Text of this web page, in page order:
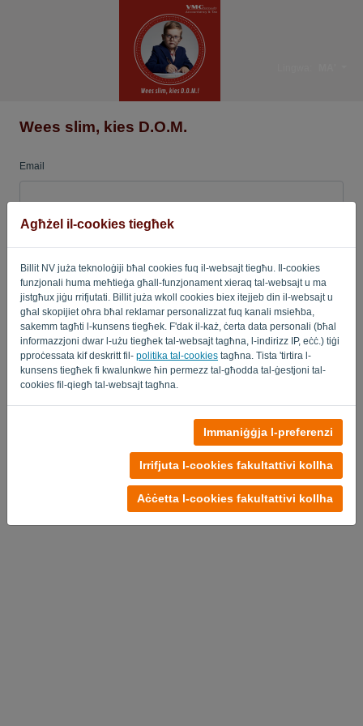
Agħżel il-cookies tiegħek
Billit NV juża teknoloġiji bħal cookies fuq il-websajt tiegħu. Il-cookies
funzjonali huma meħtieġa għall-funzjonament xieraq tal-websajt u ma
jistgħux jiġu rrifjutati. Billit juża wkoll cookies biex itejjeb din il-websajt u
għal skopijiet oħra bħal reklamar personalizzat fuq kanali msieħba,
sakemm tagħti l-kunsens tiegħek. F'dak il-każ, ċerta data personali (bħal
informazzjoni dwar l-użu tiegħek tal-websajt tagħna, l-indirizz IP, eċċ.) tiġi
pproċessata kif deskritt fil- politika tal-cookies tagħna. Tista 'tirtira l-
kunsens tiegħek fi kwalunkwe ħin permezz tal-għodda tal-ġestjoni tal-
cookies fil-qiegħ tal-websajt tagħna.
Immaniġġja l-preferenzi
Irrifjuta l-cookies fakultattivi kollha
Aċċetta l-cookies fakultattivi kollha
Wees slim, kies D.O.M.
Email
Password
Fakkarni Password minsija?
SINJAL
Termini u Kundizzjonijiet